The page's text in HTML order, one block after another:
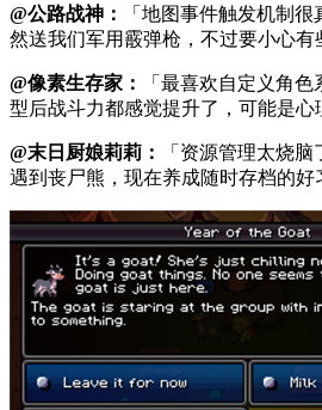
@公路战神：
「地图事件触发机制
然送我们军用霰弹枪，不过要小心有
@像素生存家：
「最喜欢自定义角
型后战斗力都感觉提升了，可能是心
@末日厨娘莉莉：
「资源管理太烧
遇到丧尸熊，现在养成随时存档的好